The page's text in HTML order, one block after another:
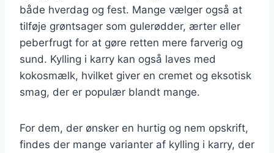
både hverdag og fest. Mange vælger også at
tilføje grøntsager som gulerødder, ærter eller
peberfrugt for at gøre retten mere farverig og
sund. Kylling i karry kan også laves med
kokosmælk, hvilket giver en cremet og eksotisk
smag, der er populær blandt mange.
For dem, der ønsker en hurtig og nem opskrift,
findes der mange varianter af kylling i karry, der